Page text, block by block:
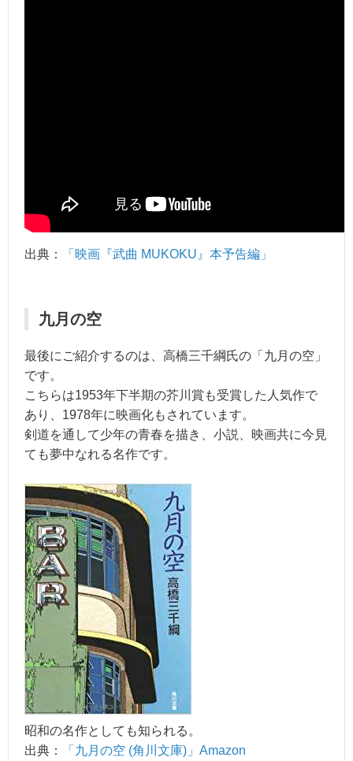
出典： 「映画『武曲 MUKOKU』本予告編」
九月の空
最後にご紹介するのは、高橋三千綱氏の「九月の空」
です。
こちらは1953年下半期の芥川賞も受賞した人気作で
あり、1978年に映画化もされています。
剣道を通して少年の青春を描き、小説、映画共に今見
ても夢中なれる名作です。
昭和の名作としても知られる。
出典：
「九月の空 (角川文庫)」Amazon